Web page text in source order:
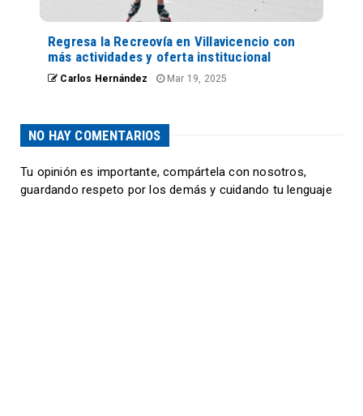
Regresa la Recreovía en Villavicencio con
más actividades y oferta institucional
Carlos Hernández Mar 19, 2025
NO HAY COMENTARIOS
Tu opinión es importante, compártela con nosotros,
guardando respeto por los demás y cuidando tu lenguaje